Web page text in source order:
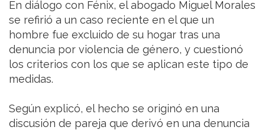
En diálogo con Fénix, el abogado Miguel Morales
se refirió a un caso reciente en el que un
hombre fue excluido de su hogar tras una
denuncia por violencia de género, y cuestionó
los criterios con los que se aplican este tipo de
medidas.
Según explicó, el hecho se originó en una
discusión de pareja que derivó en una denuncia